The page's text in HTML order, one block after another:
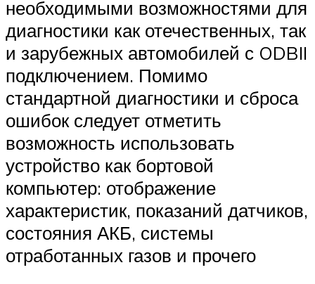
необходимыми возможностями для
диагностики как отечественных, так
и зарубежных автомобилей с ODBII
подключением. Помимо
стандартной диагностики и сброса
ошибок следует отметить
возможность использовать
устройство как бортовой
компьютер: отображение
характеристик, показаний датчиков,
состояния АКБ, системы
отработанных газов и прочего